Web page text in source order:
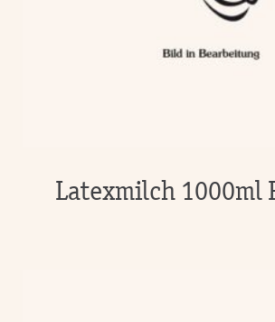
Latexmilch 1000ml